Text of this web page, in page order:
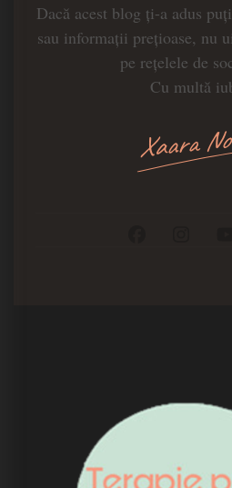
Dacă acest blog ți-a adus
sau informații prețioase, nu
pe rețelele de
Cu multă
Xaara